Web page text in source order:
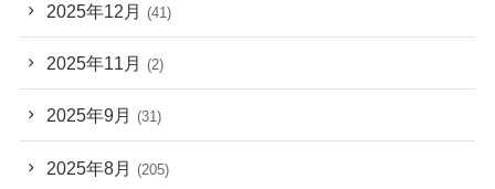
2025年12月 (41)
2025年11月 (2)
2025年9月 (31)
2025年8月 (205)